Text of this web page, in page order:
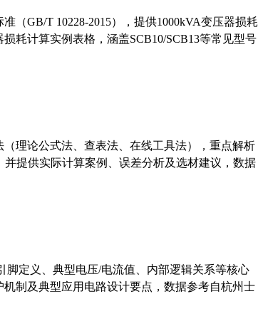
（GB/T 10228-2015），提供1000kVA变压器损耗
耗计算实例表格，涵盖SCB10/SCB13等常见型号
理论公式法、查表法、在线工具法），重点解析
并提供实际计算案例、误差分析及选材建议，数据
脚定义、典型电压/电流值、内部逻辑关系等核心
制及典型应用电路设计要点，数据参考自杭州士